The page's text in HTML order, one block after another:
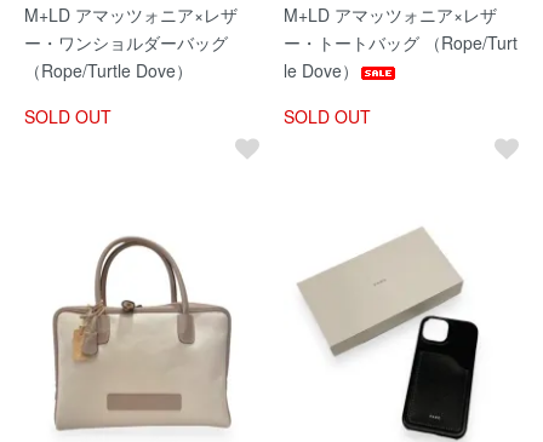
M+LD アマッツォニア×レザ
ー・ワンショルダーバッグ
（Rope/Turtle Dove）
SOLD OUT
M+LD アマッツォニア×レザ
ー・トートバッグ （Rope/Turt
le Dove）
SOLD OUT